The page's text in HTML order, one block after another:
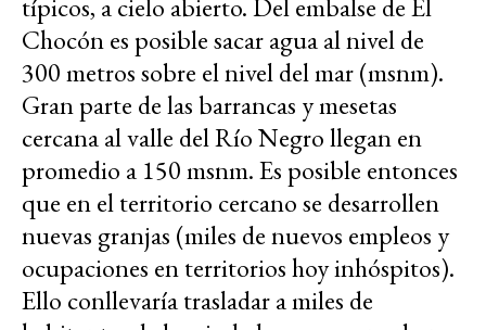
típicos, a cielo abierto. Del embalse de El
Chocón es posible sacar agua al nivel de
300 metros sobre el nivel del mar (msnm).
Gran parte de las barrancas y mesetas
cercana al valle del Río Negro llegan en
promedio a 150 msnm. Es posible entonces
que en el territorio cercano se desarrollen
nuevas granjas (miles de nuevos empleos y
ocupaciones en territorios hoy inhóspitos).
Ello conllevaría trasladar a miles de